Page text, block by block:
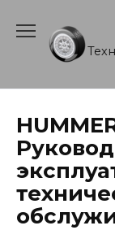
содержанию